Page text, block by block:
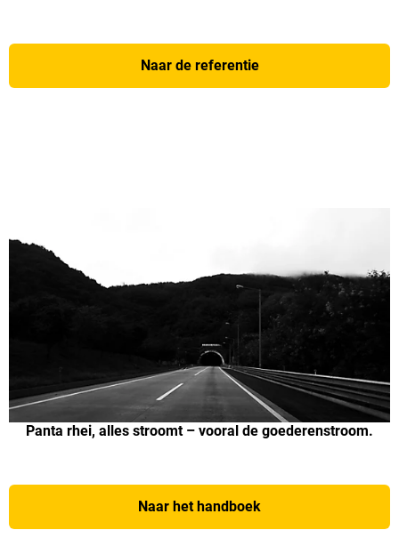
Naar de referentie
Panta rhei, alles stroomt – vooral de goederenstroom.
Naar het handboek